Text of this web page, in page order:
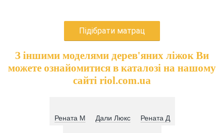
Підібрати матрац
З іншими моделями дерев'яних ліжок Ви
можете ознайомитися в каталозі на нашому
сайті riol.com.ua
Рената М Дали Люкс Рената Д